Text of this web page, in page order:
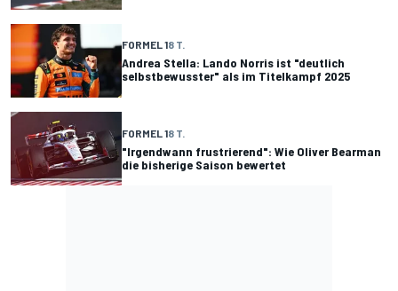
FORMEL 18 T.
Andrea Stella: Lando Norris ist "deutlich
selbstbewusster" als im Titelkampf 2025
FORMEL 18 T.
"Irgendwann frustrierend": Wie Oliver Bearman
die bisherige Saison bewertet